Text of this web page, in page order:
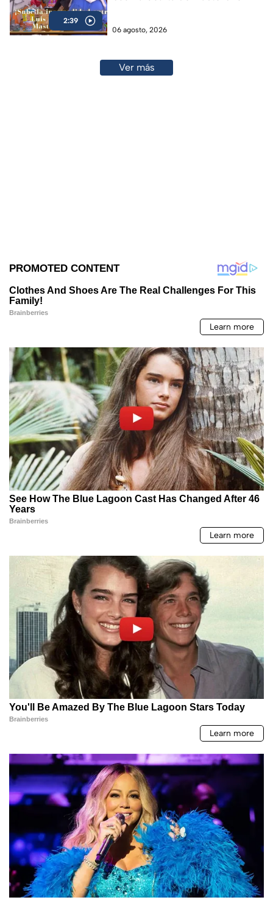
2:39
06 agosto, 2026
Ver más